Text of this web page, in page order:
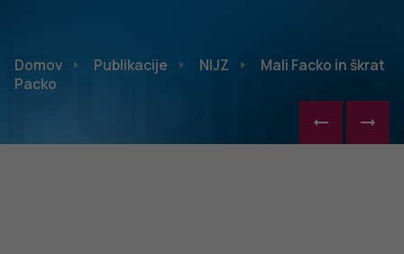
Domov Publikacije NIJZ
Mali Facko in škrat
Packo